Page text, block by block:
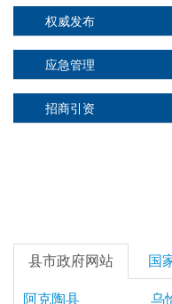
权威发布
应急管理
招商引资
县市政府网站 国
阿克陶县
乌